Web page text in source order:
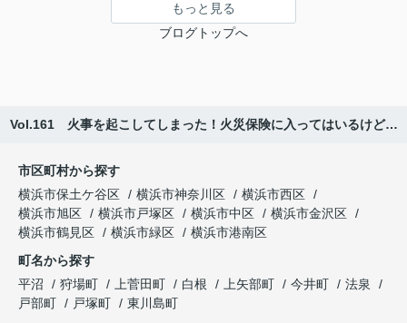
もっと見る
ブログトップへ
Vol.161 火事を起こしてしまった！火災保険に入ってはいるけど…
市区町村から探す
横浜市保土ケ谷区
横浜市神奈川区
横浜市西区
横浜市旭区
横浜市戸塚区 横浜市中区
横浜市金沢区
横浜市鶴見区
横浜市緑区
横浜市港南区
町名から探す
平沼
狩場町 上菅田町 白根 上矢部町 今井町
法泉
戸部町
戸塚町
東川島町